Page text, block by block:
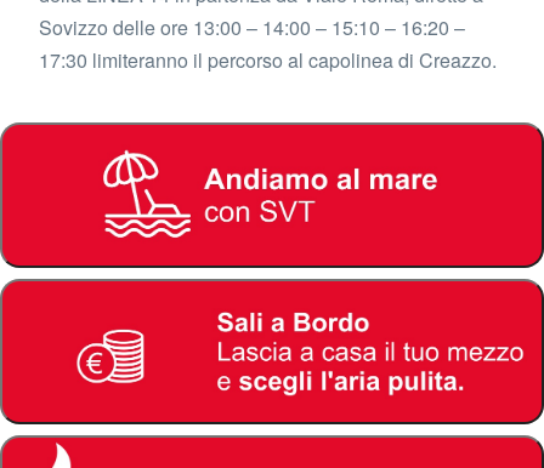
Sovizzo delle ore 13:00 – 14:00 – 15:10 – 16:20 –
17:30 limiteranno il percorso al capolinea di Creazzo.